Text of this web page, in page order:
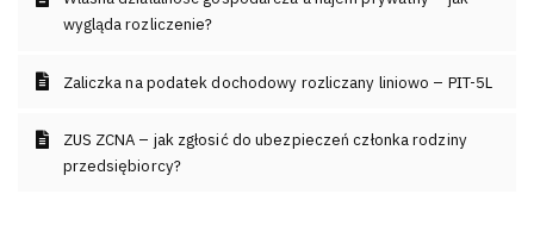
wygląda rozliczenie?
Zaliczka na podatek dochodowy rozliczany liniowo – PIT-5L
ZUS ZCNA – jak zgłosić do ubezpieczeń członka rodziny
przedsiębiorcy?